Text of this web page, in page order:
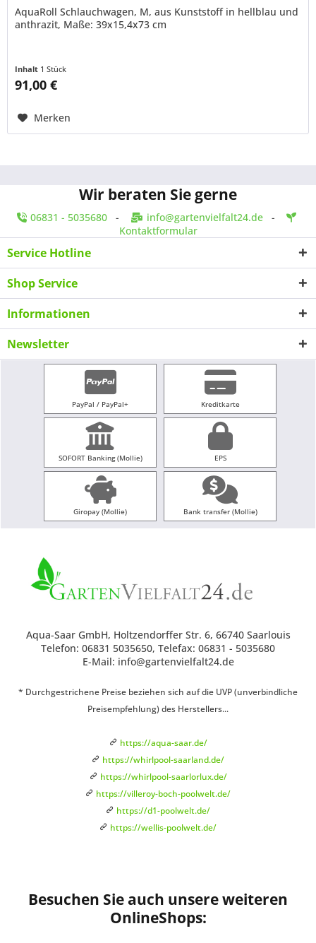
AquaRoll Schlauchwagen, M, aus Kunststoff in hellblau und
anthrazit, Maße: 39x15,4x73 cm
Inhalt 1 Stück
91,00 €
Merken
Wir beraten Sie gerne
06831 - 5035680- info@gartenvielfalt24.de-
Kontaktformular
Service Hotline
Shop Service
Informationen
Newsletter
PayPal / PayPal+ Kreditkarte
SOFORT Banking (Mollie) EPS
Giropay (Mollie) Bank transfer (Mollie)
Aqua-Saar GmbH, Holtzendorffer Str. 6, 66740 Saarlouis
Telefon: 06831 5035650, Telefax: 06831 - 5035680
E-Mail: info@gartenvielfalt24.de
* Durchgestrichene Preise beziehen sich auf die UVP (unverbindliche
Preisempfehlung) des Herstellers...
https://aqua-saar.de/
https://whirlpool-saarland.de/
https://whirlpool-saarlorlux.de/
https://villeroy-boch-poolwelt.de/
https://d1-poolwelt.de/
https://wellis-poolwelt.de/
Besuchen Sie auch unsere weiteren
OnlineShops: